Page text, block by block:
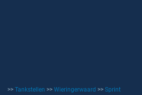
>> Tankstellen >> Wieringerwaard >> Sprint